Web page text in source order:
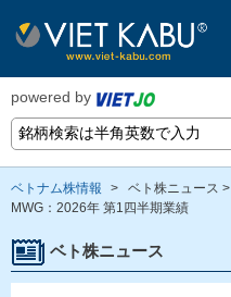
powered by
ベトナム株情報 > ベト株ニュース >
MWG：2026年 第1四半期業績
ベト株ニュース